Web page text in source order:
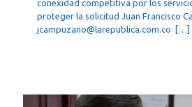
conexidad competitiva por los
proteger la solicitud Juan Francisco
jcampuzano@larepublica.com.co
[…]